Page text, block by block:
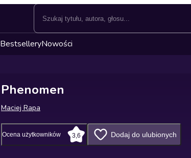
BestselleryNowości
Phenomen
Maciej Rapa
Ocena użytkowników 3,6 Dodaj do ulubionych